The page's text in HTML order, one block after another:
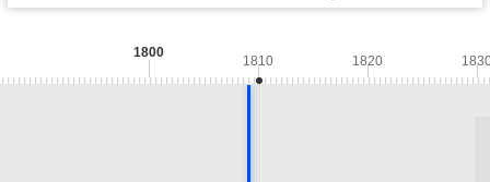
1800
1810 1820